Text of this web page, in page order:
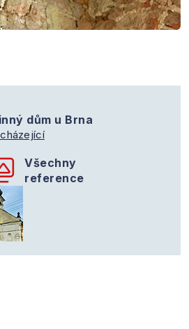
dům u Brna
Všechny
reference